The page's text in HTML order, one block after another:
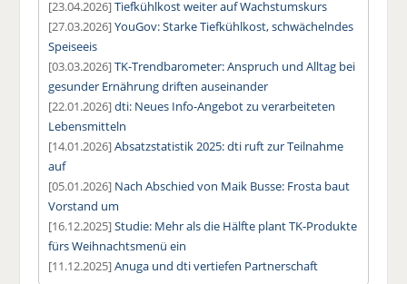
[23.04.2026]Tiefkühlkost weiter auf Wachstumskurs
[27.03.2026]YouGov: Starke Tiefkühlkost, schwächelndes
Speiseeis
[03.03.2026]TK-Trendbarometer: Anspruch und Alltag bei
gesunder Ernährung driften auseinander
[22.01.2026]dti: Neues Info-Angebot zu verarbeiteten
Lebensmitteln
[14.01.2026]Absatzstatistik 2025: dti ruft zur Teilnahme
auf
[05.01.2026] Nach Abschied von Maik Busse: Frosta baut
Vorstand um
[16.12.2025]Studie: Mehr als die Hälfte plant TK-Produkte
fürs Weihnachtsmenü ein
[11.12.2025]Anuga und dti vertiefen Partnerschaft